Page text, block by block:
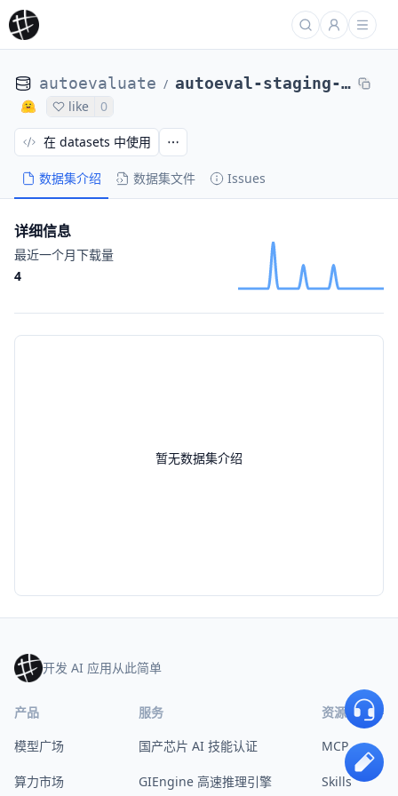
autoevaluate / autoeval-staging-eval-project-imdb-a67e37bc-11105489
like 0
数据集介绍 数据集文件 Issues
在 datasets 中使用
暂无数据集介绍
详细信息
最近一个月下载量
4
开发 AI 应用从此简单
产品
模型广场
算力市场
服务
国产芯片 AI 技能认证
GIEngine 高速推理引擎
资源与支持
MCP
Skills